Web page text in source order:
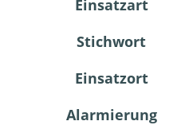
Einsatzart
Stichwort
Einsatzort
Alarmierung